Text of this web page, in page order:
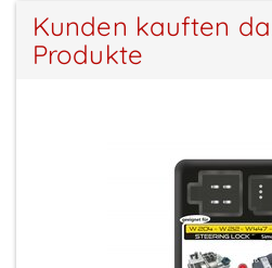
Kunden kauften
Produkte